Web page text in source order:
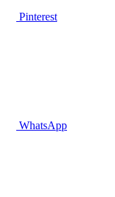
Pinterest
WhatsApp